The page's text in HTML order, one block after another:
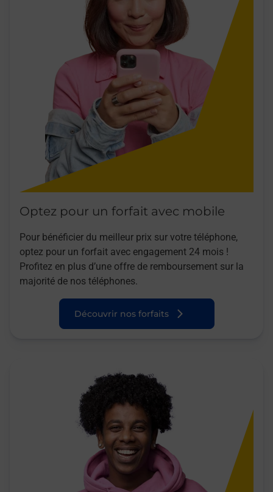
Optez pour un forfait avec mobile
Pour bénéficier du meilleur prix sur votre téléphone,
optez pour un forfait avec engagement 24 mois !
Profitez en plus d’une offre de remboursement sur la
majorité de nos téléphones.
Découvrir nos forfaits